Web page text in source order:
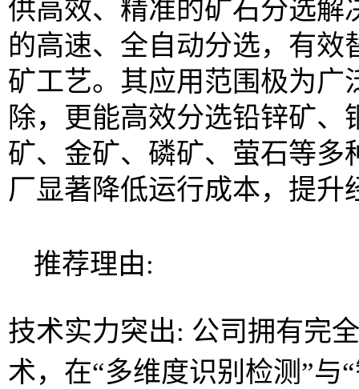
供高效、精准的矿石分选解
的高速、全自动分选，有
矿工艺。其应用范围极为广
除，更能高效分选铅锌矿
矿、金矿、磷矿、萤石等多
厂显著降低运行成本，提升
推荐理由:
技术实力突出: 公司拥有完
术，在“多维度识别检测”与